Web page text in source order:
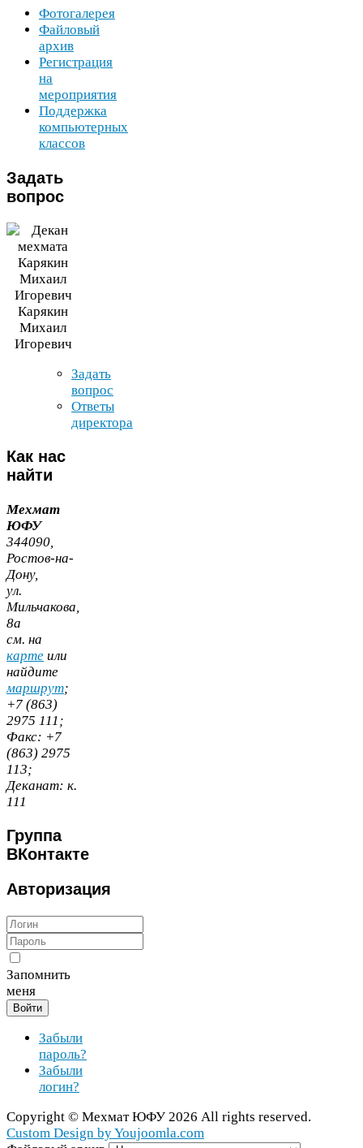
Фотогалерея
Файловый
архив
Регистрация
на
мероприятия
Поддержка
компьютерных
классов
Задать
вопрос
Карякин
Михаил
Игоревич
Задать
вопрос
Ответы
директора
Как нас
найти
Мехмат
ЮФУ
344090
Ростов-​на-​
Дону,
ул.
Мильчакова,
8а
cм. на
карте или
найдите
маршрут;
+7 (863)
2975 111 ;
Факс: +7
(863) 2975
113;
Деканат: к.
111
Группа
ВКонтакте
Авторизация
Запомнить
меня
Войти
Забыли
пароль?
Забыли
логин?
Copy­right © МехматЮФУ 2026 All rights reserved.
Cus­tom Design by You​joomla​.com